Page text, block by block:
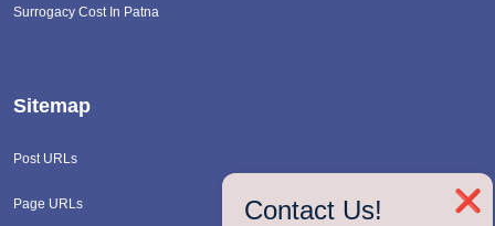
❌
Contact Us!
Surrogacy Cost In Patna
Sitemap
Post URLs
Page URLs